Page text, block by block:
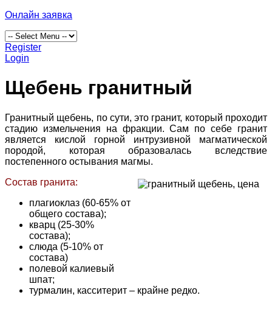
Онлайн заявка
Register
Login
Щебень гранитный
Гранитный щебень, по сути, это гранит, который проходит
стадию измельчения на фракции. Сам по себе гранит
является кислой горной интрузивной магматической
породой, которая образовалась вследствие
постепенного остывания магмы.
Состав гранита:
плагиоклаз (60-65% от
общего состава);
кварц (25-30%
состава);
слюда (5-10% от
состава)
полевой калиевый
шпат;
турмалин, касситерит – крайне редко.